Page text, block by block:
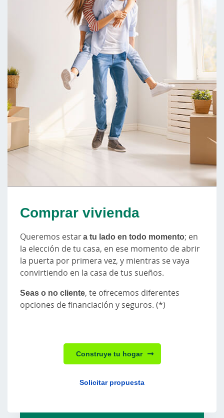
Comprar vivienda
Queremos estara tu lado en todo momento; en
la elección de tu casa, en ese momento de abrir
la puerta por primera vez, y mientras se vaya
convirtiendo en la casa de tus sueños.
Seas o no cliente, te ofrecemos diferentes
opciones de financiación y seguros. (*)
Construye tu hogar
Solicitar propuesta